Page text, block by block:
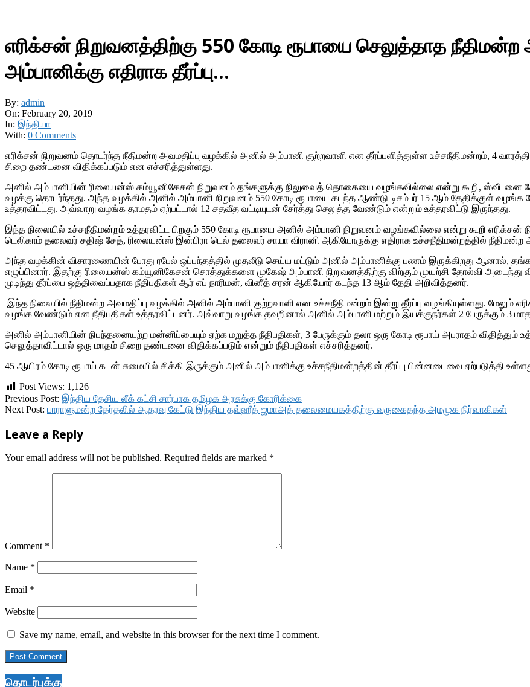
எரிக்சன் நிறுவனத்திற்கு 550 கோடி ரூபாயை செலுத்தாத
அம்பானிக்கு எதிராக தீர்ப்பு…
By: admin
On: February 20, 2019
In: இந்தியா
With: 0 Comments
எரிக்சன் நிறுவனம் தொடர்ந்த நீதிமன்ற அவமதிப்பு வழக்கில் அனில் அம்பானி குற்றவாளி என தீர்ப்பளித்துள்ள உச்சநீதிமன்றம், 4
சிறை தண்டனை விதிக்கப்படும் என எச்சரித்துள்ளது.
அனில் அம்பானியின் ரிலையன்ஸ் கம்யூனிகேசன் நிறுவனம் தங்களுக்கு நிலுவைத் தொகையை வழங்கவில்லை என்று கூறி, ஸ்வீடனை
வழக்கு தொடர்ந்தது. அந்த வழக்கில் அனில் அம்பானி நிறுவனம் 550 கோடி ரூபாயை கடந்த ஆண்டு டிசம்பர் 15 ஆம் தேதிக்குள்
உத்தரவிட்டது. அவ்வாறு வழங்க தாமதம் ஏற்பட்டால் 12 சதவீத வட்டியுடன் சேர்த்து செலுத்த வேண்டும் என்றும் உத்தரவிட்டு இருந்தது.
இந்த நிலையில் உச்சநீதிமன்றம் உத்தரவிட்ட பிறகும் 550 கோடி ரூபாயை அனில் அம்பானி நிறுவனம் வழங்கவில்லை என்று கூறி
டெலிகாம் தலைவர் சதிஷ் சேத், ரிலையன்ஸ் இன்பிரா டெல் தலைவர் சாயா விரானி ஆகியோருக்கு எதிராக உச்சநீதிமன்றத்தில் நீதிமன்ற
அந்த வழக்கின் விசாரணையின் போது ரபேல் ஒப்பந்தத்தில் முதலீடு செய்ய மட்டும் அனில் அம்பானிக்கு பணம் இருக்கிறது ஆனால்,
எழுப்பினார். இதற்கு ரிலையன்ஸ் கம்யூனிகேசன் சொத்துக்களை முகேஷ் அம்பானி நிறுவனத்திற்கு விற்கும் முயற்சி தோல்வி அடைந்து
முடிந்து தீர்ப்பை ஒத்திவைப்பதாக நீதிபதிகள் ஆர் எப் நாரிமன், வினீத் சரன் ஆகியோர் கடந்த 13 ஆம் தேதி அறிவித்தனர்.
இந்த நிலையில் நீதிமன்ற அவமதிப்பு வழக்கில் அனில் அம்பானி குற்றவாளி என உச்சநீதிமன்றம் இன்று தீர்ப்பு வழங்கியுள்ளது. மேலும்
வழங்க வேண்டும் என நீதிபதிகள் உத்தரவிட்டனர். அவ்வாறு வழங்க தவறினால் அனில் அம்பானி மற்றும் இயக்குநர்கள் 2 பேருக்கும் 3
அனில் அம்பானியின் நிபந்தனையற்ற மன்னிப்பையும் ஏற்க மறுத்த நீதிபதிகள், 3 பேருக்கும் தலா ஒரு கோடி ரூபாய் அபராதம் விதித்தும்
செலுத்தாவிட்டால் ஒரு மாதம் சிறை தண்டனை விதிக்கப்படும் என்றும் நீதிபதிகள் எச்சரித்தனர்.
45 ஆயிரம் கோடி ரூபாய் கடன் சுமையில் சிக்கி இருக்கும் அனில் அம்பானிக்கு உச்சநீதிமன்றத்தின் தீர்ப்பு பின்னடைவை ஏற்படுத்தி
Post Views: 1,126
2019-
02-
Previous Post: இந்திய தேசிய லீக் கட்சி சார்பாக தமிழக அரசுக்கு கோரிக்கை
Next Post: பாராளுமன்ற தேர்தலில் ஆதரவு கேட்டு இந்திய தவ்ஹீத் ஜமாஅத் தலைமையகத்திற்கு வருகைதந்த அமமுக நிர்வாகிகள்
Leave a Reply
Your email address will not be published. Required fields are marked *
Comment *
Name *
Email *
Website
Save my name, email, and website in this browser for the next time I comment.
தொடர்புக்கு